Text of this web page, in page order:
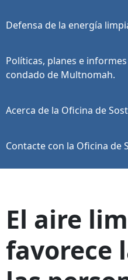
Defensa de la energía
Políticas, planes e
condado de Multnomah.
Acerca de la Oficina de
Contacte con la Oficina de
El aire
favorece